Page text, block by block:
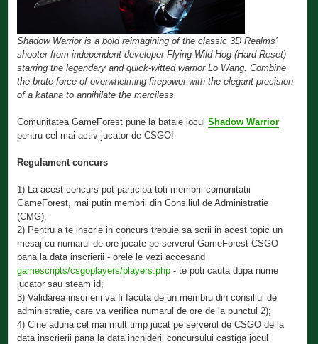
Shadow Warrior is a bold reimagining of the classic 3D Realms’
shooter from independent developer Flying Wild Hog (Hard Reset)
starring the legendary and quick-witted warrior Lo Wang. Combine
the brute force of overwhelming firepower with the elegant precision
of a katana to annihilate the merciless.
Comunitatea GameForest pune la bataie joculShadow Warrior
pentru cel mai activ jucator de CSGO!
Regulament concurs
1) La acest concurs pot participa toti membrii comunitatii
GameForest, mai putin membrii din Consiliul de Administratie
(CMG);
2) Pentru a te inscrie in concurs trebuie sa scrii in acest topic un
mesaj cu numarul de ore jucate pe serverul GameForest CSGO
pana la data inscrierii - orele le vezi accesand
gamescripts/csgoplayers/players.php - te poti cauta dupa nume
jucator sau steam id;
3) Validarea inscrierii va fi facuta de un membru din consiliul de
administratie, care va verifica numarul de ore de la punctul 2);
4) Cine aduna cel mai mult timp jucat pe serverul de CSGO de la
data inscrierii pana la data inchiderii concursului castiga jocul